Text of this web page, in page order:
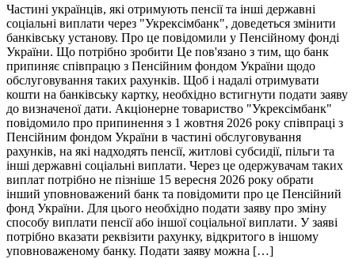
Частині українців, які отримують пенсії та інші державні
соціальні виплати через "Укрексімбанк", доведеться змінити
банківську установу. Про це повідомили у Пенсійному фонді
України. Що потрібно зробити Це пов'язано з тим, що банк
припиняє співпрацю з Пенсійним фондом України щодо
обслуговування таких рахунків. Щоб і надалі отримувати
кошти на банківську картку, необхідно встигнути подати заяву
до визначеної дати. Акціонерне товариство "Укрексімбанк"
повідомило про припинення з 1 жовтня 2026 року співпраці з
Пенсійним фондом України в частині обслуговування
рахунків, на які надходять пенсії, житлові субсидії, пільги та
інші державні соціальні виплати. Через це одержувачам таких
виплат потрібно не пізніше 15 вересня 2026 року обрати
інший уповноважений банк та повідомити про це Пенсійний
фонд України. Для цього необхідно подати заяву про зміну
способу виплати пенсії або іншої соціальної виплати. У заяві
потрібно вказати реквізити рахунку, відкритого в іншому
уповноваженому банку. Подати заяву можна […]